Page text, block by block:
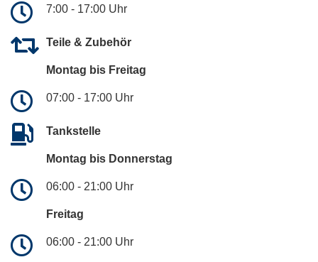
7:00 - 17:00 Uhr
Teile & Zubehör
Montag bis Freitag
07:00 - 17:00 Uhr
Tankstelle
Montag bis Donnerstag
06:00 - 21:00 Uhr
Freitag
06:00 - 21:00 Uhr